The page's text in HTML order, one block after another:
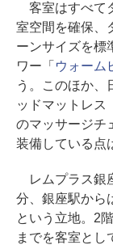
客室はすべて
室空間を確保、
ーンサイズを標
ワー「 ウォーム
う。このほか、
ッドマットレス
のマッサージチ
装備している点
レムプラス銀
分、銀座駅から
という立地。2
までを客室とし